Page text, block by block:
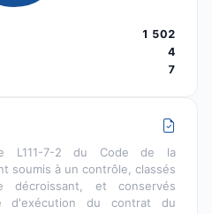
1 502
4
7
L111-7-2 du Code de la
soumis à un contrôle, classés
décroissant, et conservés
d'exécution du contrat du